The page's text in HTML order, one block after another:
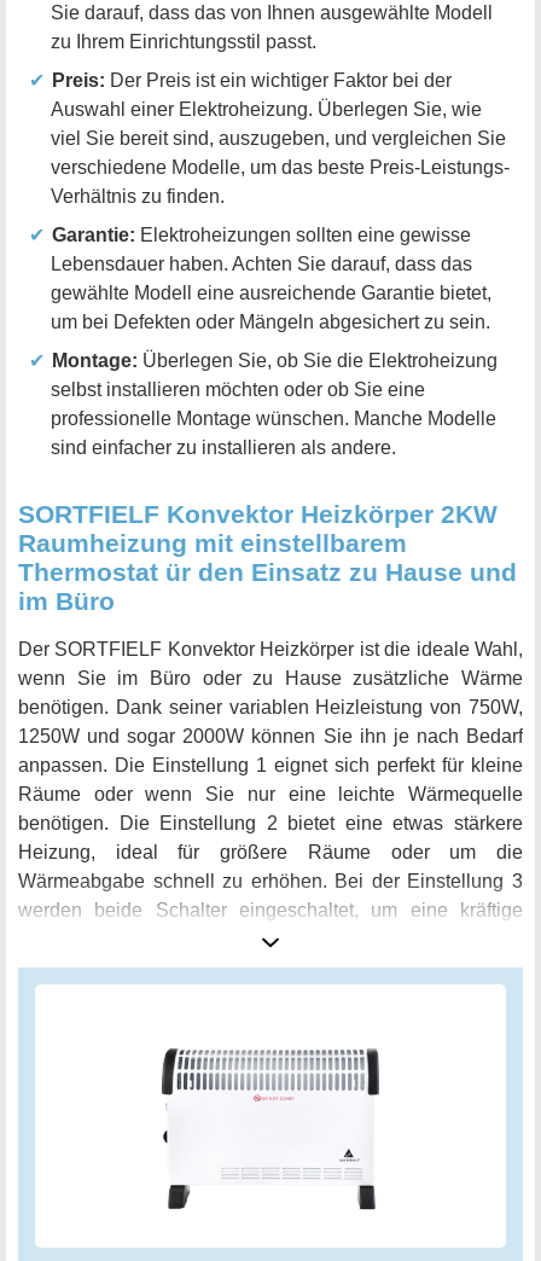
Sie darauf, dass das von Ihnen ausgewählte Modell
zu Ihrem Einrichtungsstil passt.
Preis: Der Preis ist ein wichtiger Faktor bei der
Auswahl einer Elektroheizung. Überlegen Sie, wie
viel Sie bereit sind, auszugeben, und vergleichen Sie
verschiedene Modelle, um das beste Preis-Leistungs-
Verhältnis zu finden.
Garantie: Elektroheizungen sollten eine gewisse
Lebensdauer haben. Achten Sie darauf, dass das
gewählte Modell eine ausreichende Garantie bietet,
um bei Defekten oder Mängeln abgesichert zu sein.
Montage: Überlegen Sie, ob Sie die Elektroheizung
selbst installieren möchten oder ob Sie eine
professionelle Montage wünschen. Manche Modelle
sind einfacher zu installieren als andere.
SORTFIELF Konvektor Heizkörper 2KW
Raumheizung mit einstellbarem
Thermostat ür den Einsatz zu Hause und
im Büro
Der SORTFIELF Konvektor Heizkörper ist die ideale Wahl,
wenn Sie im Büro oder zu Hause zusätzliche Wärme
benötigen. Dank seiner variablen Heizleistung von 750W,
1250W und sogar 2000W können Sie ihn je nach Bedarf
anpassen. Die Einstellung 1 eignet sich perfekt für kleine
Räume oder wenn Sie nur eine leichte Wärmequelle
benötigen. Die Einstellung 2 bietet eine etwas stärkere
Heizung, ideal für größere Räume oder um die
Wärmeabgabe schnell zu erhöhen. Bei der Einstellung 3
werden beide Schalter eingeschaltet, um eine kräftige
Wärmeerzeugung zu gewährleisten. Hinweis: Bei
Verwendung der Einstellung 3 wird der Heizkörper
Konvektor Heizkörper bietet genug Leistung, um Ihre
Wärmebedürfnisse zu erfüllen. Das einstellbare
Thermostat ermöglicht, dass diese Raumheizung immer
die perfekte Temperatur beibehält, ohne dass Sie Energie
verschwenden. Der Heizkörper verfügt über einfache
Bedienelemente, damit Sie ihn im Handumdrehen